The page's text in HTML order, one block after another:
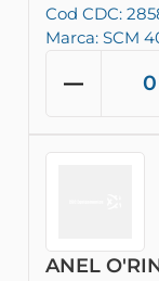
Cod CDC:
Marca: SCM
ANEL